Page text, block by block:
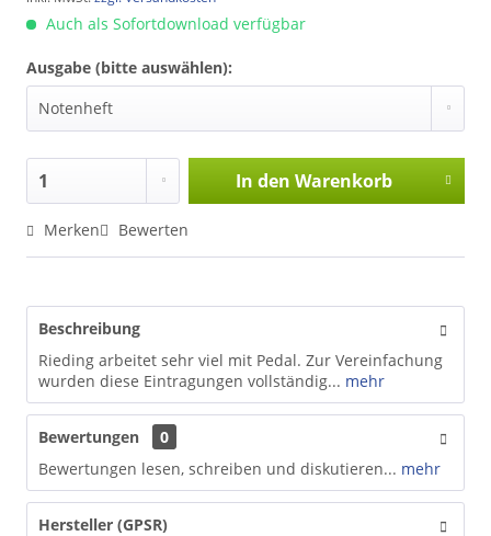
Auch als Sofortdownload verfügbar
Ausgabe (bitte auswählen):
In den Warenkorb
Merken Bewerten
Beschreibung
Rieding arbeitet sehr viel mit Pedal. Zur Vereinfachung
wurden diese Eintragungen vollständig... mehr
Bewertungen
0
Bewertungen lesen, schreiben und diskutieren... mehr
Hersteller (GPSR)